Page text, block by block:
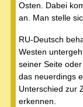
Osten. Dabei
an. Man stelle
RU-Deutsch
Westen
seiner Seite
das neuerdings
Unterschied zur
erkennen.